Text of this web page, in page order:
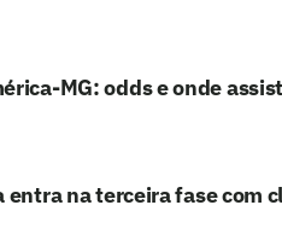
MG: odds e onde
entra na terceira fase com